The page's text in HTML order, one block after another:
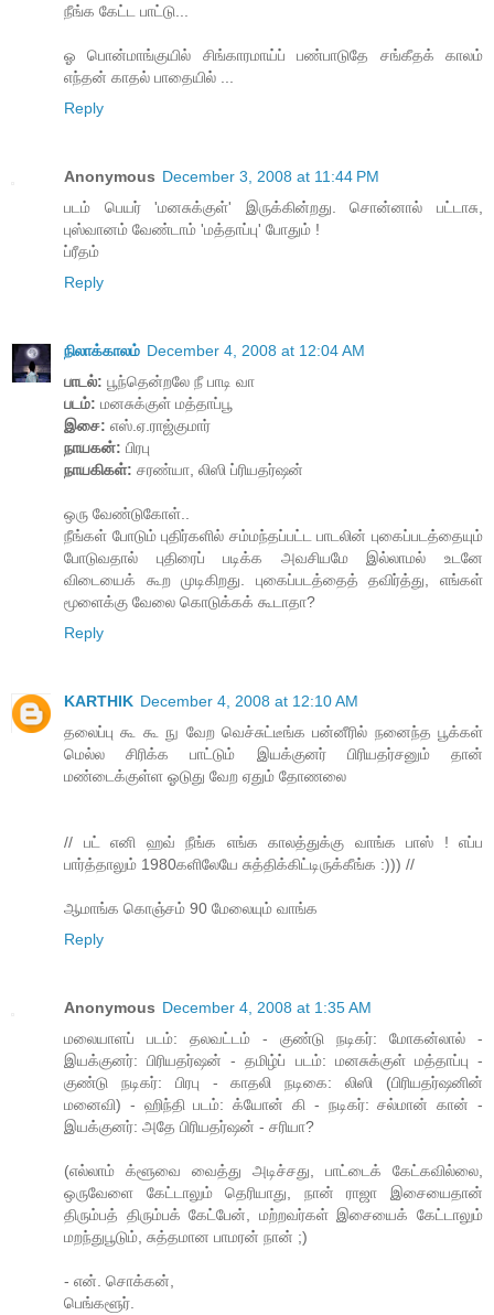
நீங்க கேட்ட பாட்டு...
ஓ பொன்மாங்குயில் சிங்காரமாய்ப் பண்பாடுதே சங்கீதக் காலம்
எந்தன் காதல் பாதையில் ...
Reply
Anonymous December 3, 2008 at 11:44 PM
படம் பெயர் 'மனசுக்குள்' இருக்கின்றது. சொன்னால் பட்டாசு,
புஸ்வானம் வேண்டாம் 'மத்தாப்பு' போதும் !
ப்ரீதம்
Reply
நிலாக்காலம் December 4, 2008 at 12:04 AM
பாடல்: பூந்தென்றலே நீ பாடி வா
படம்: மனசுக்குள் மத்தாப்பூ
இசை: எஸ்.ஏ.ராஜ்குமார்
நாயகன்: பிரபு
நாயகிகள்: சரண்யா, லிஸி ப்ரியதர்ஷன்
ஒரு வேண்டுகோள்..
நீங்கள் போடும் புதிர்களில் சம்மந்தப்பட்ட பாடலின் புகைப்படத்தையும்
போடுவதால் புதிரைப் படிக்க அவசியமே இல்லாமல் உடனே
விடையைக் கூற முடிகிறது. புகைப்படத்தைத் தவிர்த்து, எங்கள்
மூளைக்கு வேலை கொடுக்கக் கூடாதா?
Reply
KARTHIK December 4, 2008 at 12:10 AM
தலைப்பு கூ கூ நு வேற வெச்சுட்டீங்க பன்னீரில் நனைந்த பூக்கள்
மெல்ல சிரிக்க பாட்டும் இயக்குனர் பிரியதர்சனும் தான்
மண்டைக்குள்ள ஓடுது வேற ஏதும் தோணலை
// பட் எனி ஹவ் நீங்க எங்க காலத்துக்கு வாங்க பாஸ் ! எப்ப
பார்த்தாலும் 1980களிலேயே சுத்திக்கிட்டிருக்கீங்க :))) //
ஆமாங்க கொஞ்சம் 90 மேலையும் வாங்க
Reply
Anonymous December 4, 2008 at 1:35 AM
மலையாளப் படம்: தலவட்டம் - குண்டு நடிகர்: மோகன்லால் -
இயக்குனர்: பிரியதர்ஷன் - தமிழ்ப் படம்: மனசுக்குள் மத்தாப்பு -
குண்டு நடிகர்: பிரபு - காதலி நடிகை: லிஸி (பிரியதர்ஷனின்
மனைவி) - ஹிந்தி படம்: க்யோன் கி - நடிகர்: சல்மான் கான் -
இயக்குனர்: அதே பிரியதர்ஷன் - சரியா?
(எல்லாம் க்ளூவை வைத்து அடிச்சது, பாட்டைக் கேட்கவில்லை,
ஒருவேளை கேட்டாலும் தெரியாது, நான் ராஜா இசையைதான்
திரும்பத் திரும்பக் கேட்பேன், மற்றவர்கள் இசையைக் கேட்டாலும்
மறந்துபூடும், சுத்தமான பாமரன் நான் ;)
- என். சொக்கன்,
பெங்களூர்.